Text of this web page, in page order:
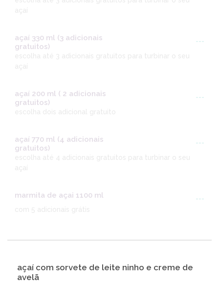
açaí 330 ml (3 adicionais
gratuitos)
---
escolha até 3 adicionais gratuitos para turbinar o seu
açaí 200 ml ( 2 adicionais
gratuitos)
---
escolha dois adicional gratuito
açaí 770 ml (4 adicionais
gratuitos)
---
escolha até 4 adicionais gratuitos para turbinar o seu
marmita de açai 1100 ml
---
com 5 adicionais grátis
açaí com sorvete de leite ninho e creme de
avelã